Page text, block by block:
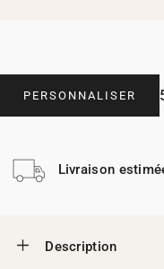
PERSONNALISER
Livraison
Description